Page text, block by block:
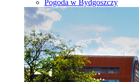
Pogoda w Bydgoszczy